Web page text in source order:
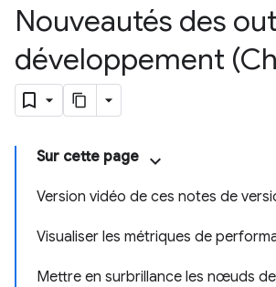
Nouveautés des
développement
Sur cette page
Version vidéo de ces notes de
Visualiser les métriques de
Mettre en surbrillance les nœuds